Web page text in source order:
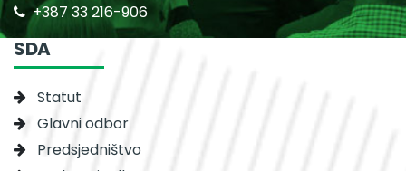
+387 33 216-906
SDA
Statut
Glavni odbor
Predsjedništvo